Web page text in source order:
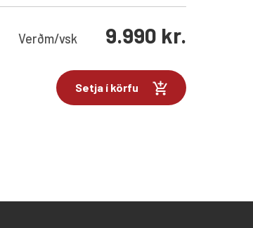
Verðm/vsk 9.990 kr.
Setja í körfu